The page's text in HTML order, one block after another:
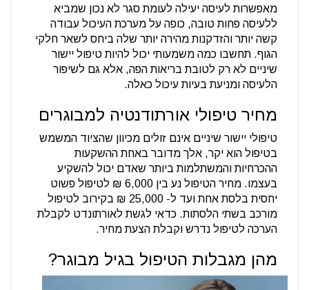
מאפשרות לעיסה יעילה לעומת סגר לא נכון שמביא
ללעיסה פחות טובה, כופה על מערכת העיכול עבודה
קשה יותר והזדקנות מהירה יותר שלה ביחס לשאר חלקי
הגוף. תחשבו כמה משמעותי יכול להיות טיפול יישור
שיניים לא רק לטובת בריאות הפה, אלא גם לשיפור
הלעיסה ומניעת בעיות עיכול כאלה.
מחיר טיפולי אורתודנטיה למבוגרים
טיפולי יישור שיניים אינם זולים מכיוון שהציוד המשמש
בטיפול הוא יקר, אלך מדובר באחת ההשקעות
ההכרחיות והמשתלמות ביותר שאדם יכול להשקיע
בעצמו. מחיר הטיפול נע בין 6,000 ₪ לטיפול פשוט
יחסית בלסת אחת ועד ל- 25,000 ₪ בקירוב לטיפול
מורכב בשתי הלסתות. כדאי לגשת לאורתונדט לקבלת
הערכה לטיפול נדרש וקבלת הצעת מחיר.
מהן מגבלות הטיפול בגיל מבוגר?